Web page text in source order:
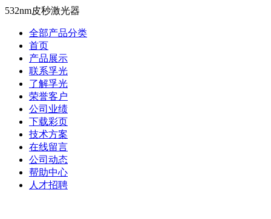
532nm皮秒激光器
全部产品分类
首页
产品展示
联系孚光
了解孚光
荣誉客户
公司业绩
下载彩页
技术方案
在线留言
公司动态
帮助中心
人才招聘